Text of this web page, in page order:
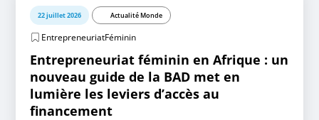
22 juillet 2026 Actualité Monde
EntrepreneuriatFéminin
Entrepreneuriat féminin en Afrique : un
nouveau guide de la BAD met en
lumière les leviers d’accès au
financement